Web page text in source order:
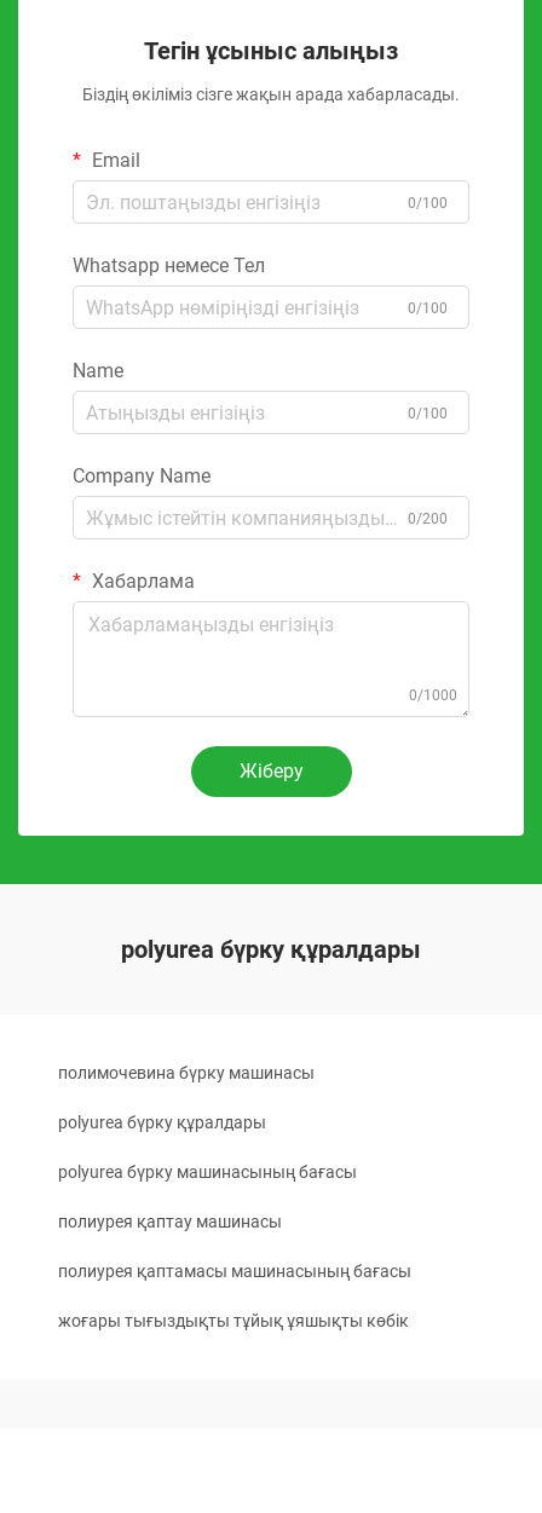
Тегін ұсыныс алыңыз
Біздің өкіліміз сізге жақын арада хабарласады.
Email
0/100
Whatsapp немесе Тел
0/100
Name
0/100
Company Name
0/200
Хабарлама
0/1000
Жіберу
polyurea бүрку құралдары
полимочевина бүрку машинасы
polyurea бүрку құралдары
polyurea бүрку машинасының бағасы
полиурея қаптау машинасы
полиурея қаптамасы машинасының бағасы
жоғары тығыздықты тұйық ұяшықты көбік